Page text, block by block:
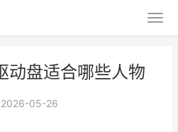
动盘适合哪些人物
2026-05-26